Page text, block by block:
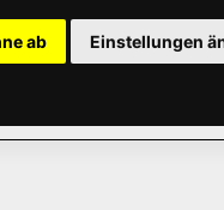
ab Einstellungen